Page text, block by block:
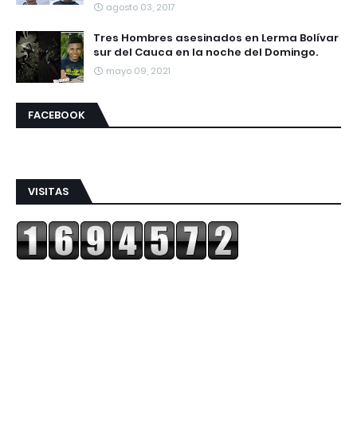
agosto 03, 2017
Tres Hombres asesinados en Lerma Bolívar
sur del Cauca en la noche del Domingo.
mayo 09, 2021
FACEBOOK
VISITAS